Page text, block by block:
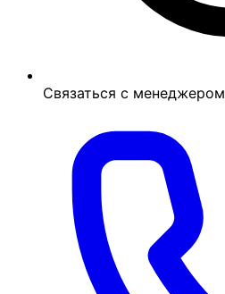
Связаться с менеджером